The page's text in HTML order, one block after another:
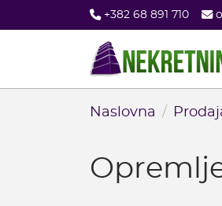
to
+382 68 891 710
Naslovna